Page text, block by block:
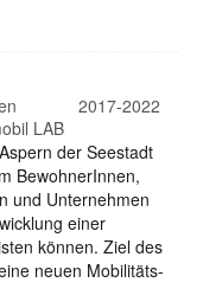
2017-2022
LAB
der Seestadt
BewohnerInnen,
und Unternehmen
einer
können. Ziel des
neuen Mobilitäts-